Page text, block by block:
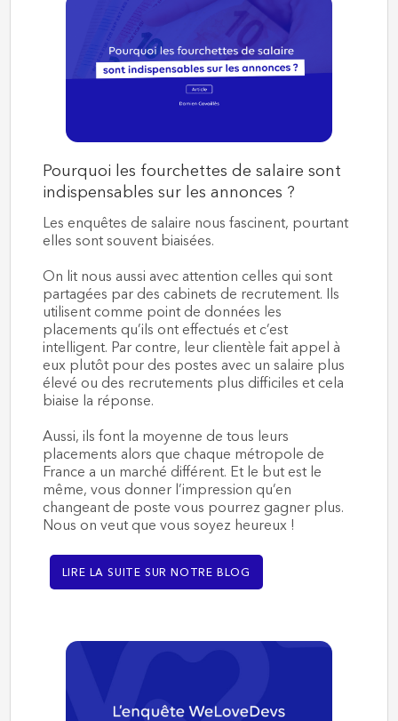
️Pourquoi les fourchettes de salaire sont
indispensables sur les annonces ?
Les enquêtes de salaire nous fascinent, pourtant
elles sont souvent biaisées.
On lit nous aussi avec attention celles qui sont
partagées par des cabinets de recrutement. Ils
utilisent comme point de données les
placements qu’ils ont effectués et c’est
intelligent. Par contre, leur clientèle fait appel à
eux plutôt pour des postes avec un salaire plus
élevé ou des recrutements plus difficiles et cela
biaise la réponse.
Aussi, ils font la moyenne de tous leurs
placements alors que chaque métropole de
France a un marché différent. Et le but est le
même, vous donner l’impression qu’en
changeant de poste vous pourrez gagner plus.
Nous on veut que vous soyez heureux !
LIRE LA SUITE SUR NOTRE BLOG